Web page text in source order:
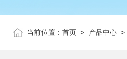
当前位置： 首页 > 产品中心